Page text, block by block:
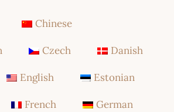
Chinese
Czech Danish
English Estonian
French German